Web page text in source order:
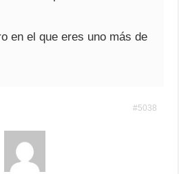
en el que eres uno más de
#5038